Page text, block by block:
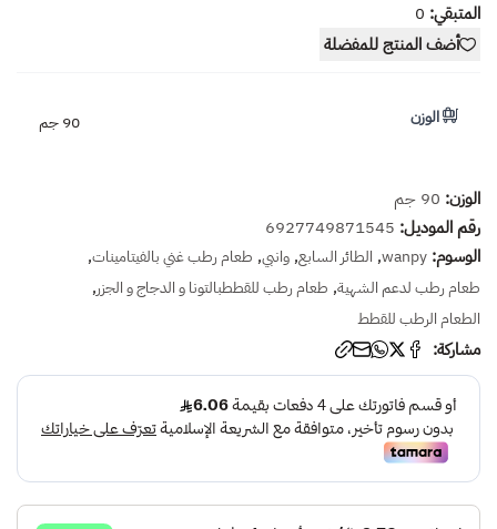
المتبقي: 0
أضف المنتج للمفضلة
الوزن 90 جم
الوزن: 90 جم
رقم الموديل: 6927749871545
الوسوم: wanpy
, الطائر السابع, وانبي, طعام رطب غني بالفيتامينات,
طعام رطب لدعم الشهية, طعام رطب للقططبالتونا و الدجاج و الجزر,
الطعام الرطب للقطط
مشاركة: